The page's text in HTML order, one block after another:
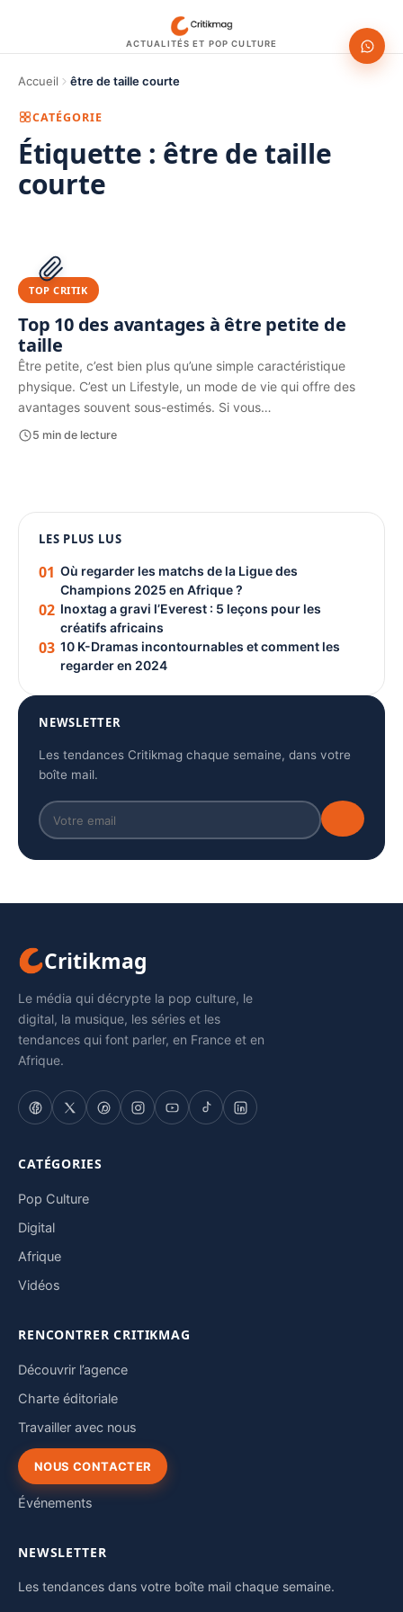
ACTUALITÉS ET POP CULTURE
Accueil être de taille courte
CATÉGORIE
Étiquette : être de taille
courte
PUBLICITÉ
TOP CRITIK
Top 10 des avantages à être petite de
taille
Être petite, c’est bien plus qu’une simple caractéristique
physique. C’est un Lifestyle, un mode de vie qui offre des
avantages souvent sous-estimés. Si vous…
5 min de lecture
PUBLICITÉ
LES PLUS LUS
01 Où regarder les matchs de la Ligue des
Champions 2025 en Afrique ?
02 Inoxtag a gravi l’Everest : 5 leçons pour les
créatifs africains
03 10 K-Dramas incontournables et comment les
regarder en 2024
NEWSLETTER
Les tendances Critikmag chaque semaine, dans votre
boîte mail.
Critikmag
Le média qui décrypte la pop culture, le
digital, la musique, les séries et les
tendances qui font parler, en France et en
Afrique.
CATÉGORIES
Pop Culture
Digital
Afrique
Vidéos
RENCONTRER CRITIKMAG
Découvrir l’agence
Charte éditoriale
Travailler avec nous
NOUS CONTACTER
Événements
NEWSLETTER
Les tendances dans votre boîte mail chaque semaine.